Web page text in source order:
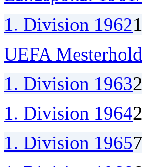
1. Division 1962
UEFA
1. Division 19632
1. Division 19642
1. Division 19657